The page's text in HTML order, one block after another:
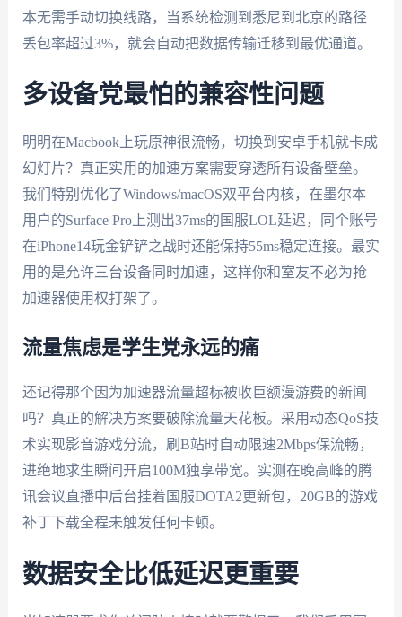
本无需手动切换线路，当系统检测到悉尼到北京的路径
丢包率超过3%，就会自动把数据传输迁移到最优通道。
多设备党最怕的兼容性问题
明明在Macbook上玩原神很流畅，切换到安卓手机就卡成
幻灯片？真正实用的加速方案需要穿透所有设备壁垒。
我们特别优化了Windows/macOS双平台内核，在墨尔本
用户的Surface Pro上测出37ms的国服LOL延迟，同个账号
在iPhone14玩金铲铲之战时还能保持55ms稳定连接。最实
用的是允许三台设备同时加速，这样你和室友不必为抢
加速器使用权打架了。
流量焦虑是学生党永远的痛
还记得那个因为加速器流量超标被收巨额漫游费的新闻
吗？真正的解决方案要破除流量天花板。采用动态QoS技
术实现影音游戏分流，刷B站时自动限速2Mbps保流畅，
进绝地求生瞬间开启100M独享带宽。实测在晚高峰的腾
讯会议直播中后台挂着国服DOTA2更新包，20GB的游戏
补丁下载全程未触发任何卡顿。
数据安全比低延迟更重要